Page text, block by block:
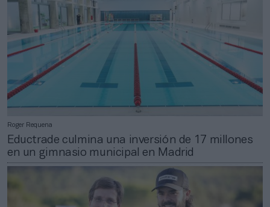
Roger Requena
Eductrade culmina una inversión de 17 millones
en un gimnasio municipal en Madrid